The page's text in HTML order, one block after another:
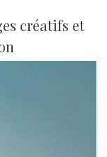
créatifs et